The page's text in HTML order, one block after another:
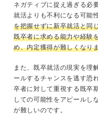
ネガティブに捉え過ぎる必
就活よりも不利になる可能
を把握せずに新卒就活と同
既卒者に求める能力や経験
め、内定獲得が難しくなり
また、既卒就活の現実を理
ールするチャンスを逃す恐
卒者に対して重視する既卒
しての可能性をアピールし
が難しいのです。